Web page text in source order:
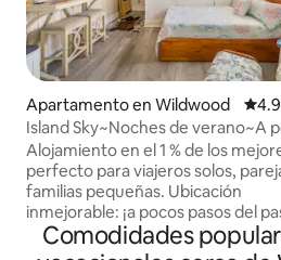
Apartamento en Wildwood
Island Sky~Noches de verano~A
distancia de los pubs, Boards y la
Alojamiento en el 1 % de los
perfecto para viajeros solos,
familias pequeñas. Ubicación
inmejorable: ¡a pocos pasos del
marítimo, la playa, las atracciones
parques acuáticos! - 4,98
Comodidades